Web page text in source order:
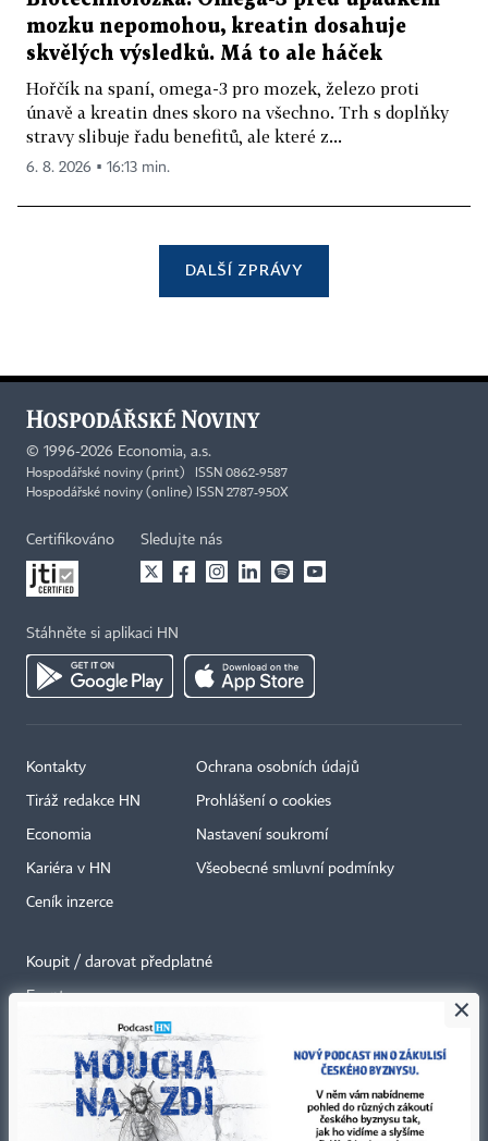
mozku nepomohou, kreatin dosahuje
skvělých výsledků. Má to ale háček
Hořčík na spaní, omega-3 pro mozek, železo proti
únavě a kreatin dnes skoro na všechno. Trh s doplňky
stravy slibuje řadu benefitů, ale které z...
6. 8. 2026 ▪ 16:13 min.
DALŠÍ ZPRÁVY
© 1996-2026 Economia, a.s.
Hospodářské noviny (print) ISSN 0862-9587
Hospodářské noviny (online) ISSN 2787-950X
Certifikováno Sledujte nás
Stáhněte si aplikaci HN
Kontakty
Tiráž redakce HN
Economia
Kariéra v HN
Ceník inzerce
Ochrana osobních údajů
Prohlášení o cookies
Nastavení soukromí
Všeobecné smluvní podmínky
Koupit / darovat předplatné
Eventy
Newslettery
RSS kanály
×